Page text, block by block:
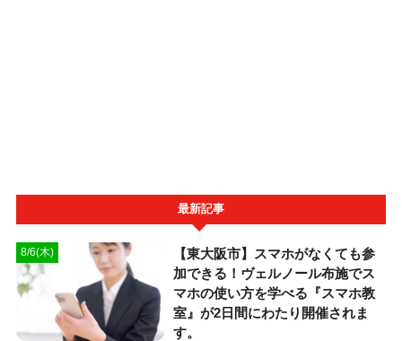
最新記事
8/6(木)
【東大阪市】スマホがなくても参
加できる！ヴェルノール布施でス
マホの使い方を学べる『スマホ教
室』が2日間にわたり開催されま
す。